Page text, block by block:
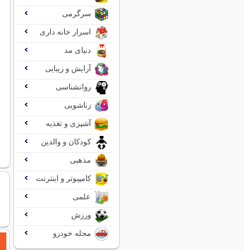
سرگرمی
اسرار خانه داری
دنیای مد
آرایش و زیبایی
روانشناسی
زناشویی
آشپزی و تغذیه
کودکان و والدین
مذهبی
کامپیوتر و اینترنت
علمی
ورزش
مجله خودرو